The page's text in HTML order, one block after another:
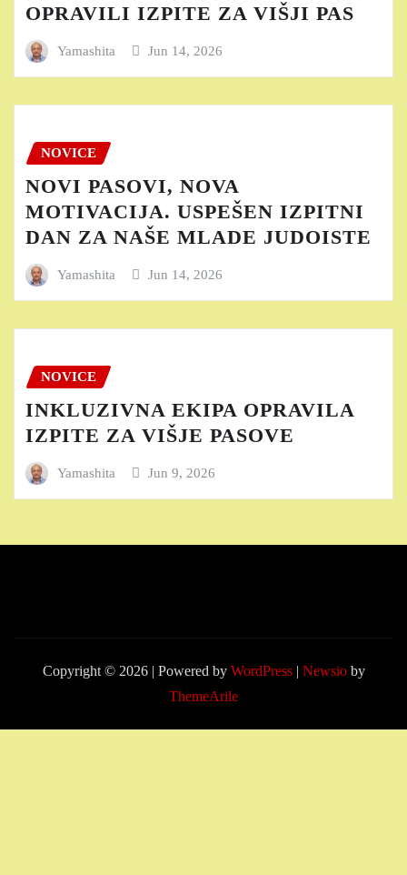
OPRAVILI IZPITE ZA VIŠJI PAS
Yamashita Jun 14, 2026
NOVICE
NOVI PASOVI, NOVA
MOTIVACIJA. USPEŠEN IZPITNI
DAN ZA NAŠE MLADE JUDOISTE
Yamashita Jun 14, 2026
NOVICE
INKLUZIVNA EKIPA OPRAVILA
IZPITE ZA VIŠJE PASOVE
Yamashita Jun 9, 2026
Copyright © 2026 | Powered by WordPress Newsioby
ThemeArile